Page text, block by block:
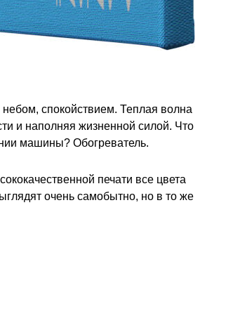
спокойствием. Теплая волна
и наполняя жизненной силой. Что
машины? Обогреватель.
печати все цвета
очень самобытно, но в то же